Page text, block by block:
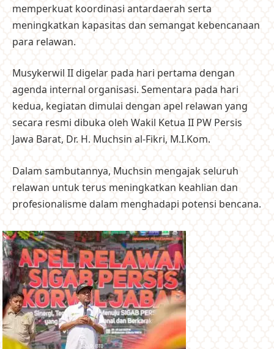
memperkuat koordinasi antardaerah serta
meningkatkan kapasitas dan semangat kebencanaan
para relawan.
Musykerwil II digelar pada hari pertama dengan
agenda internal organisasi. Sementara pada hari
kedua, kegiatan dimulai dengan apel relawan yang
secara resmi dibuka oleh Wakil Ketua II PW Persis
Jawa Barat, Dr. H. Muchsin al-Fikri, M.I.Kom.
Dalam sambutannya, Muchsin mengajak seluruh
relawan untuk terus meningkatkan keahlian dan
profesionalisme dalam menghadapi potensi bencana.